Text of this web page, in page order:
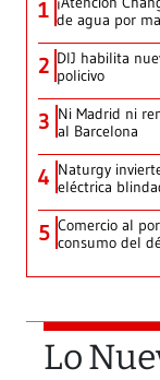
1 de agua por
2 DIJ habilita
policivo
3 Ni Madrid ni
al Barcelona
4 Naturgy
eléctrica
5 Comercio al
consumo del
Lo